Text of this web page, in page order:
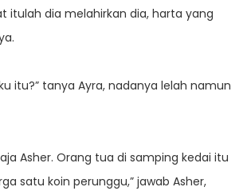
itulah dia melahirkan dia, harta yang
itu?” tanya Ayra, nadanya lelah namun
Asher. Orang tua di samping kedai itu
satu koin perunggu,” jawab Asher,